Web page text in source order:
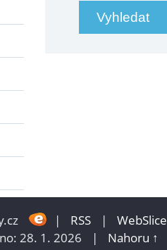
| RSS |
WebSlice
28. 1. 2026
| Nahoru ↑